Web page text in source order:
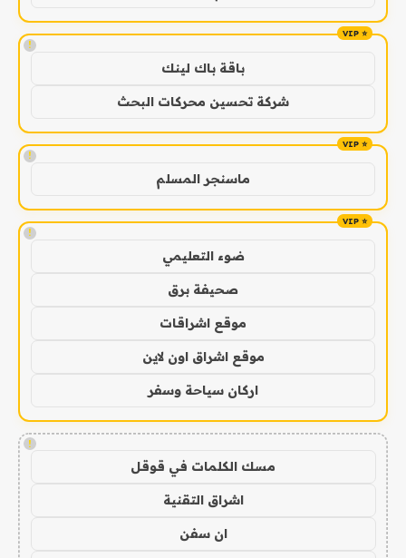
!
باقة باك لينك
شركة تحسين محركات البحث
!
ماسنجر المسلم
!
ضوء التعليمي
صحيفة برق
موقع اشراقات
موقع اشراق اون لاين
اركان سياحة وسفر
!
مسك الكلمات في قوقل
اشراق التقنية
ان سفن